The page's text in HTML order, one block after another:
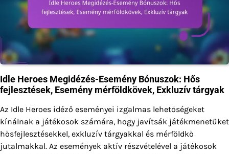
Idle Heroes Megidézés-Esemény Bónuszok: Hős
fejlesztések, Esemény mérföldkövek, Exkluzív tárgyak
Az Idle Heroes idéző eseményei izgalmas lehetőségeket
kínálnak a játékosok számára, hogy javítsák játékmenetüket
hősfejlesztésekkel, exkluzív tárgyakkal és mérföldkő
jutalmakkal. Az események aktív részvételével a játékosok